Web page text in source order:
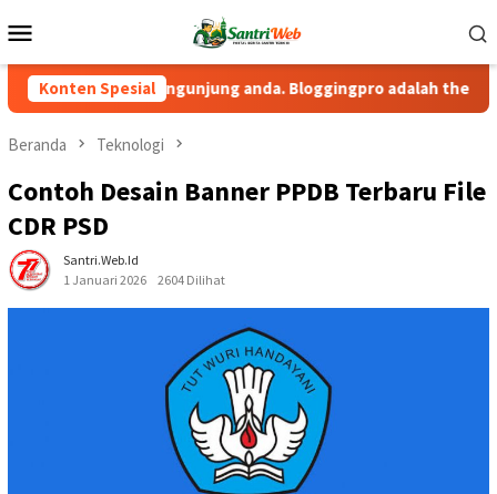
ke
kontenMobile
Konten Spesial
kepada pengunjung anda. Bloggingpro adalah theme
Beranda Teknologi
Contoh Desain Banner PPDB Terbaru File
CDR PSD
Santri.web.id
1 Januari 2026
2604 Dilihat